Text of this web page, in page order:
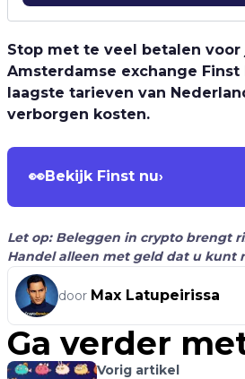
Stop met te veel betalen
Amsterdamse exchange
laagste tarieven van
verborgen kosten.
👀Bekijk Finst nu›
Let op: Beleggen in crypto brengt
Handel alleen met geld dat u kunt
door Max Latupeirissa
Ga verder
Vorig artikel